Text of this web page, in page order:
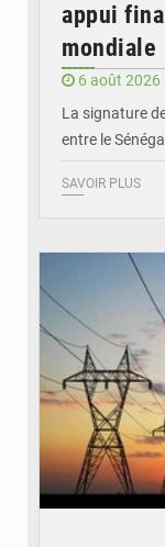
appui
mondiale
6 août 2026
La signature
entre le
SAVOIR PLUS